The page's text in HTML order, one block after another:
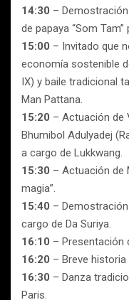
14:30 –
de papaya “Som Tam”
15:00 – Invitado que
economía sostenible
IX) y baile tradicional
Man Pattana.
15:20 – Actuación de
Bhumibol Adulyadej
a cargo de Lukkwang.
15:30 – Actuación de
magia”.
15:40 –
cargo de Da Suriya.
16:10 – Presentación
16:20 – Breve historia
16:30 – Danza
Paris.